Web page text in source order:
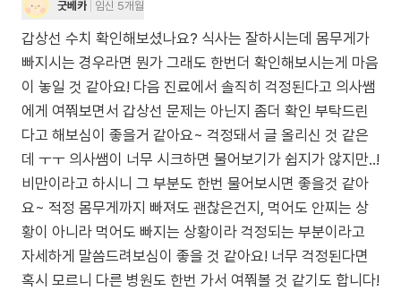
굿베카 임신 5개월
갑상선 수치 확인해보셨나요? 식사는 잘하시는데 몸무게가
빠지시는 경우라면 뭔가 그래도 한번더 확인해보시는게 마음
이 놓일 것 같아요! 다음 진료에서 솔직히 걱정된다고 의사쌤
에게 여쭤보면서 갑상선 문제는 아닌지 좀더 확인 부탁드린
다고 해보심이 좋을거 같아요~ 걱정돼서 글 올리신 것 같은
데 ㅜㅜ 의사쌤이 너무 시크하면 물어보기가 쉽지가 않지만..!
비만이라고 하시니 그 부분도 한번 물어보시면 좋을것 같아
요~ 적정 몸무게까지 빠져도 괜찮은건지, 먹어도 안찌는 상
황이 아니라 먹어도 빠지는 상황이라 걱정되는 부분이라고
자세하게 말씀드려보심이 좋을 것 같아요! 너무 걱정된다면
혹시 모르니 다른 병원도 한번 가서 여쭤볼 것 같기도 합니다!